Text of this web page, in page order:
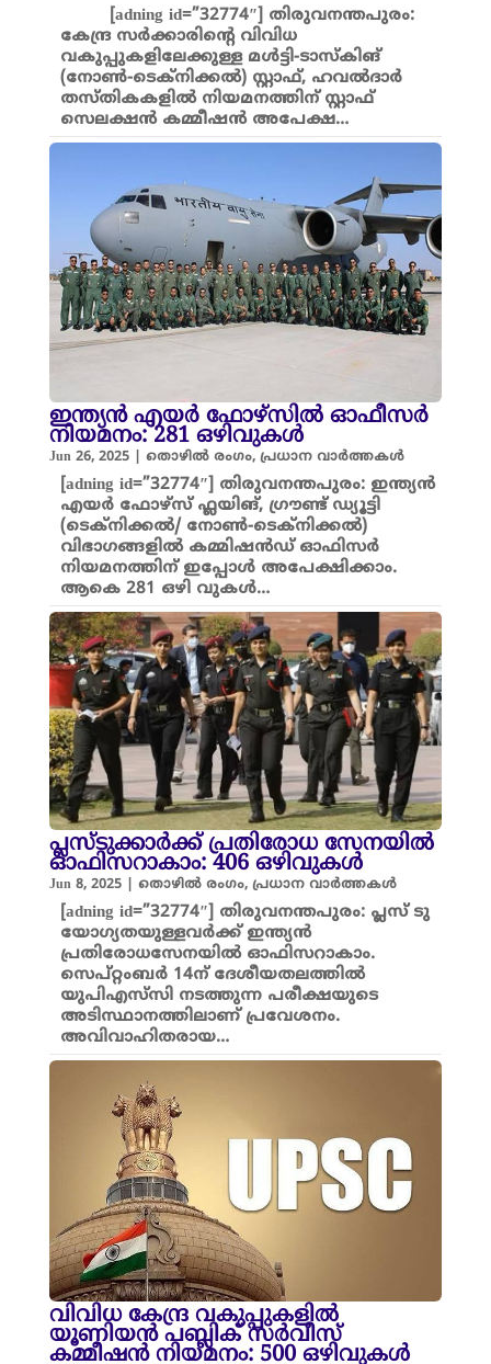
[adning id=”32774″] തിരുവനന്തപുരം:
കേന്ദ്ര സർക്കാരിന്റെ വിവിധ
വകുപ്പുകളിലേക്കുള്ള മൾട്ടി-ടാസ്‌കിങ്
(നോൺ-ടെക്‌നിക്കൽ) സ്റ്റാഫ്, ഹവൽദാർ
തസ്തികകളിൽ നിയമനത്തിന് സ്റ്റാഫ്
സെലക്ഷൻ കമ്മീഷൻ അപേക്ഷ…
ഇന്ത്യൻ എയർ ഫോഴ്സിൽ ഓഫീസർ
നിയമനം: 281 ഒഴിവുകൾ
Jun 26, 2025| തൊഴിൽ രംഗം, പ്രധാന വാർത്തകൾ
[adning id=”32774″] തിരുവനന്തപുരം: ഇന്ത്യൻ
എയർ ഫോഴ്സ് ഫ്ലയിങ്, ഗ്രൗണ്ട് ഡ്യൂട്ടി
(ടെക്നിക്കൽ/ നോൺ-ടെക്നിക്കൽ)
വിഭാഗങ്ങളിൽ കമ്മിഷൻഡ് ഓഫിസർ
നിയമനത്തിന് ഇപ്പോൾ അപേക്ഷിക്കാം.
ആകെ 281 ഒഴി വുകൾ…
പ്ലസ്ടുക്കാർക്ക് പ്രതിരോധ സേനയിൽ
ഓഫിസറാകാം: 406 ഒഴിവുകൾ
Jun 8, 2025| തൊഴിൽ രംഗം, പ്രധാന വാർത്തകൾ
[adning id=”32774″] തിരുവനന്തപുരം: പ്ലസ് ടു
യോഗ്യതയുള്ളവർക്ക് ഇന്ത്യൻ
പ്രതിരോധസേനയിൽ ഓഫിസറാകാം.
സെപ്റ്റംബർ 14ന് ദേശീയതലത്തിൽ
യുപിഎസ്‍സി നടത്തുന്ന പരീക്ഷയുടെ
അടിസ്ഥാനത്തിലാണ് പ്രവേശനം.
അവിവാഹിതരായ…
വിവിധ കേന്ദ്ര വകുപ്പുകളിൽ
യൂണിയൻ പബ്ലിക് സർവീസ്
കമ്മീഷൻ നിയമനം: 500 ഒഴിവുകൾ